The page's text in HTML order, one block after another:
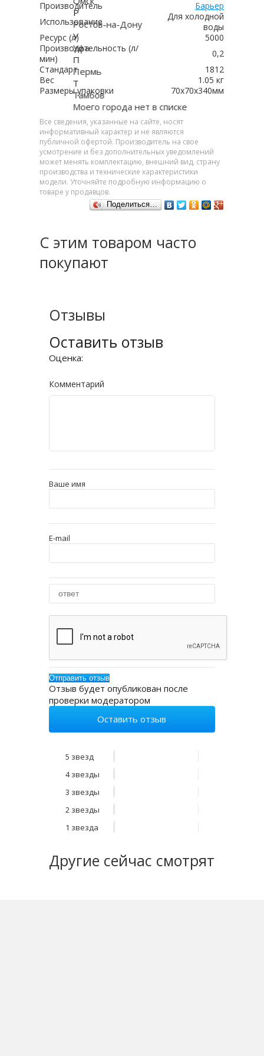
Производитель
Барьер
Использование
Для холодной
воды
Ресурс (л)
5000
Производительность (л/
мин)
0,2
Стандарт
1812
Вес
1.05 кг
Размеры упаковки
70x70x340мм
Все сведения, указанные на сайте, носят
информативный характер и не являются
публичной офертой. Производитель на свое
усмотрение и без дополнительных уведомлений
может менять комплектацию, внешний вид, страну
производства и технические характеристики
модели. Уточняйте подробную информацию о
товаре у продавцов.
Поделиться…
С этим товаром часто
покупают
Отзывы
Оставить отзыв
Оценка:
Комментарий
Ваше имя
E-mail
Отзыв будет опубликован после
проверки модератором
Оставить отзыв
5 звезд
4 звезды
3 звезды
2 звезды
1 звезда
Другие сейчас смотрят
Р
Ростов-на-Дону
У
Уфа
П
Пермь
Т
Тамбов
Моего города нет в списке